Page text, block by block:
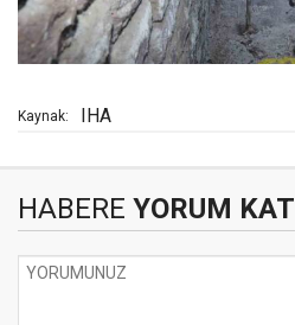
Kaynak: IHA
HABERE YORUM KAT